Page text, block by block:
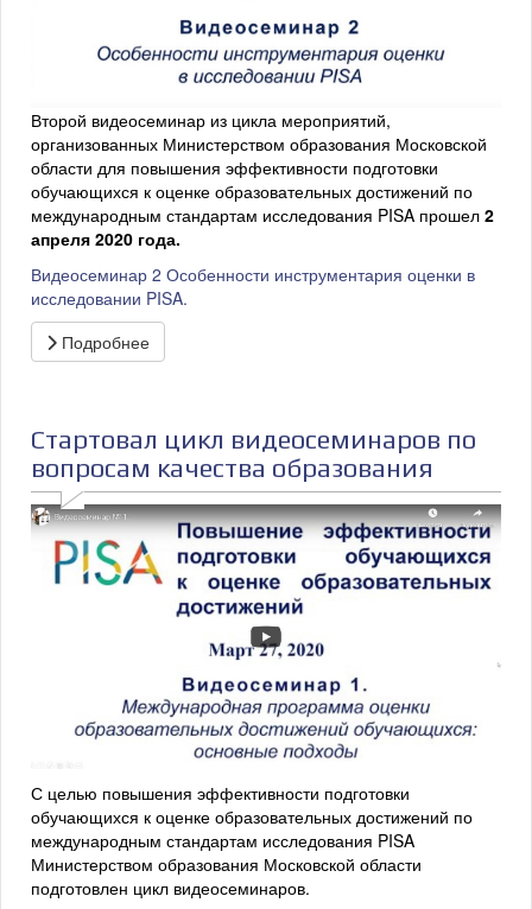
Второй видеосеминар из цикла мероприятий,
организованных Министерством образования Московской
области для повышения эффективности подготовки
обучающихся к оценке образовательных достижений по
международным стандартам исследования PISA прошел 2
апреля 2020 года.
Видеосеминар 2 Особенности инструментария оценки в
исследовании PISA.
Подробнее
Стартовал цикл видеосеминаров по
вопросам качества образования
С целью повышения эффективности подготовки
обучающихся к оценке образовательных достижений по
международным стандартам исследования PISA
Министерством образования Московской области
подготовлен цикл видеосеминаров.